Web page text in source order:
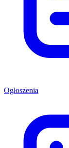
Ogłoszenia